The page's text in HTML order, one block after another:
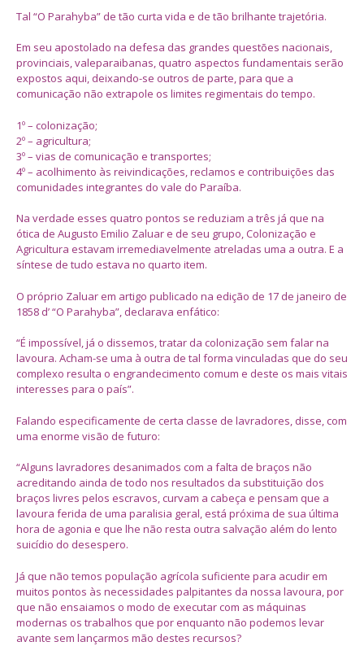
Tal “O Parahyba” de tão curta vida e de tão brilhante trajetória.
Em seu apostolado na defesa das grandes questões nacionais,
provinciais, valeparaibanas, quatro aspectos fundamentais serão
expostos aqui, deixando-se outros de parte, para que a
comunicação não extrapole os limites regimentais do tempo.
1º – colonização;
2º – agricultura;
3º – vias de comunicação e transportes;
4º – acolhimento às reivindicações, reclamos e contribuições das
comunidades integrantes do vale do Paraíba.
Na verdade esses quatro pontos se reduziam a três já que na
ótica de Augusto Emilio Zaluar e de seu grupo, Colonização e
Agricultura estavam irremediavelmente atreladas uma a outra. E a
síntese de tudo estava no quarto item.
O próprio Zaluar em artigo publicado na edição de 17 de janeiro de
1858 d’ “O Parahyba”, declarava enfático:
“É impossível, já o dissemos, tratar da colonização sem falar na
lavoura. Acham-se uma à outra de tal forma vinculadas que do seu
complexo resulta o engrandecimento comum e deste os mais vitais
interesses para o país”.
Falando especificamente de certa classe de lavradores, disse, com
uma enorme visão de futuro:
“Alguns lavradores desanimados com a falta de braços não
acreditando ainda de todo nos resultados da substituição dos
braços livres pelos escravos, curvam a cabeça e pensam que a
lavoura ferida de uma paralisia geral, está próxima de sua última
hora de agonia e que lhe não resta outra salvação além do lento
suicídio do desespero.
Já que não temos população agrícola suficiente para acudir em
muitos pontos às necessidades palpitantes da nossa lavoura, por
que não ensaiamos o modo de executar com as máquinas
modernas os trabalhos que por enquanto não podemos levar
avante sem lançarmos mão destes recursos?